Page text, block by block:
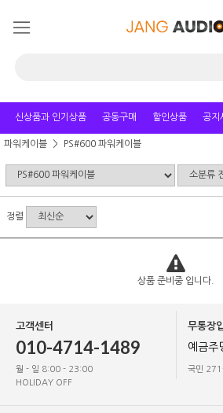
신상품과 인기상품 공동구매 할인상품 공지
파워케이블 PS#600 파워케이블
정렬
상품 준비중 입니다.
고객센터
010-4714-1489
월 - 일 8:00 - 23:00
HOLIDAY OFF
무통장
예금주
국민